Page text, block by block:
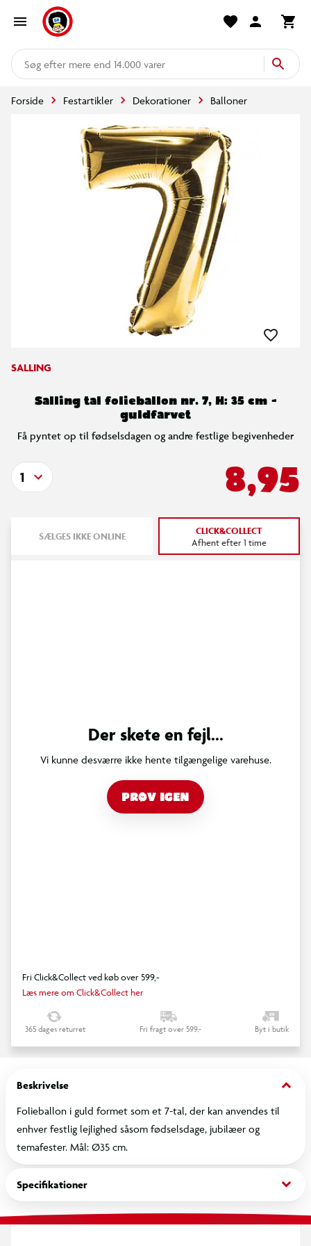
mere end 14.000 varer
Forside Festartikler Dekorationer Balloner
SALLING
Salling tal folieballon nr. 7, H: 35 cm -
guldfarvet
Få pyntet op til fødselsdagen og andre festlige begivenheder
8,95
1
SÆLGES IKKE ONLINE CLICK&COLLECT
Afhent efter 1 time
Der skete en fejl...
Vi kunne desværre ikke hente tilgængelige varehuse.
PRØV IGEN
Fri Click&Collect ved køb over 599,-
Læs mere om Click&Collect her
365 dages returret Fri fragt over 599,- Byt i butik
Beskrivelse keyboard_arrow_down
Folieballon i guld formet som et 7-tal, der kan anvendes til
enhver festlig lejlighed såsom fødselsdage, jubilæer og
temafester. Mål: Ø35 cm.
Specifikationer keyboard_arrow_down